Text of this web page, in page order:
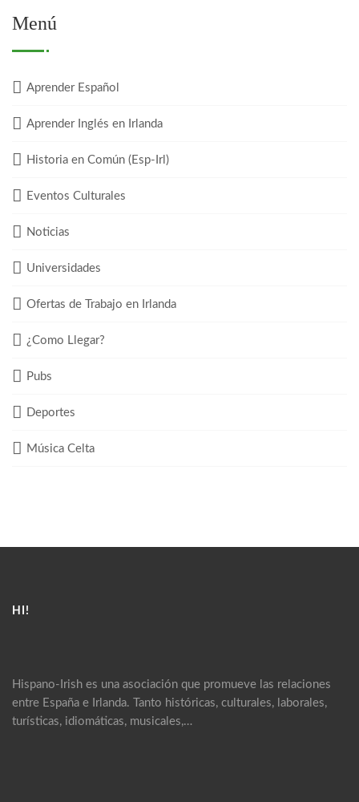
Menú
Aprender Español
Aprender Inglés en Irlanda
Historia en Común (Esp-Irl)
Eventos Culturales
Noticias
Universidades
Ofertas de Trabajo en Irlanda
¿Como Llegar?
Pubs
Deportes
Música Celta
HI!
Hispano-Irish es una asociación que promueve las relaciones
entre España e Irlanda. Tanto históricas, culturales, laborales,
turísticas, idiomáticas, musicales,…